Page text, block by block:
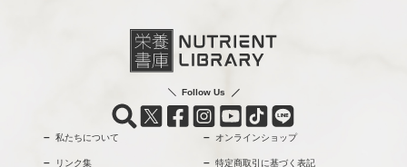
Follow Us
私たちについて オンラインショップ
リンク集 特定商取引に基づく表記